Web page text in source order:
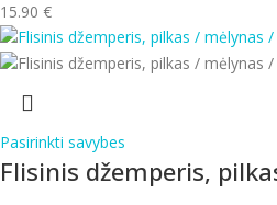
15.90 €
Pasirinkti savybes
Flisinis džemperis,